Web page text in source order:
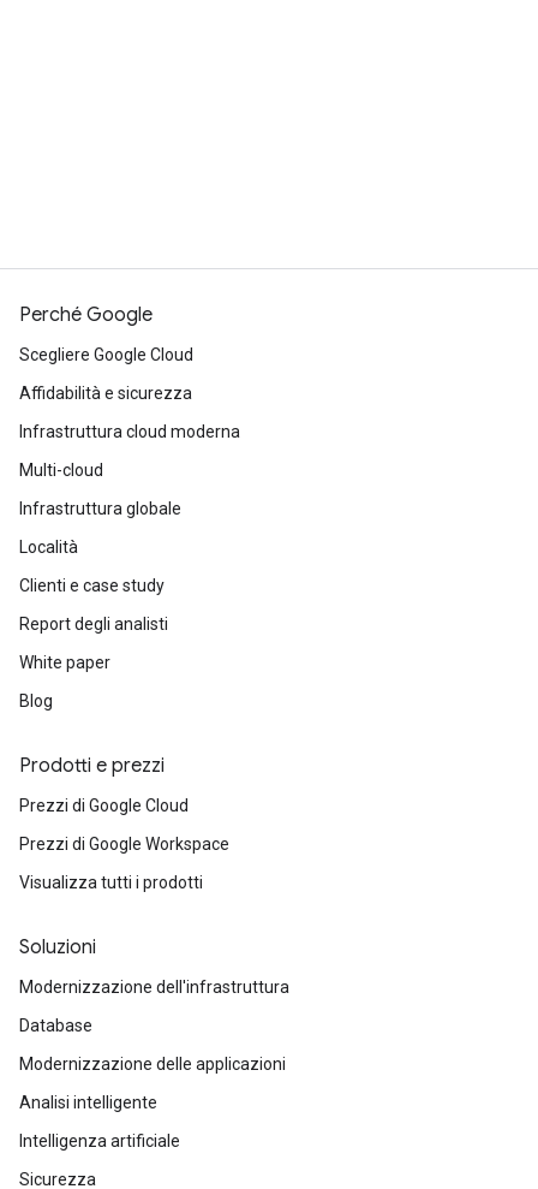
Perché Google
Scegliere Google Cloud
Affidabilità e sicurezza
Infrastruttura cloud moderna
Multi-cloud
Infrastruttura globale
Località
Clienti e case study
Report degli analisti
White paper
Blog
Prodotti e prezzi
Prezzi di Google Cloud
Prezzi di Google Workspace
Visualizza tutti i prodotti
Soluzioni
Modernizzazione dell'infrastruttura
Database
Modernizzazione delle applicazioni
Analisi intelligente
Intelligenza artificiale
Sicurezza